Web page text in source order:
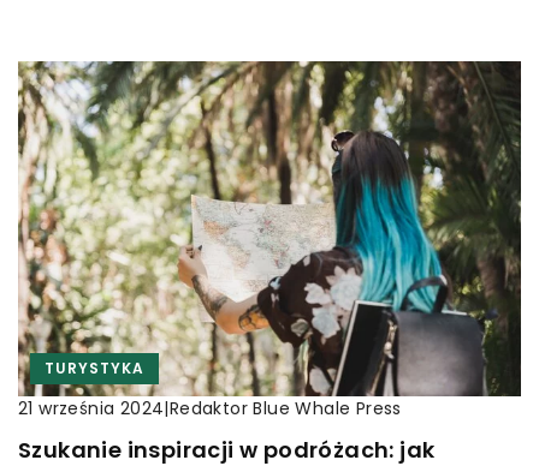
TURYSTYKA
21 września 2024|Redaktor Blue Whale Press
Szukanie inspiracji w podróżach: jak